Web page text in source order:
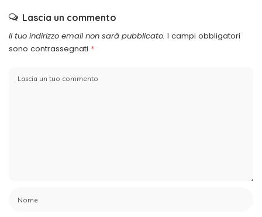
Lascia un commento
Il tuo indirizzo email non sarà pubblicato. I campi obbligatori
sono contrassegnati *